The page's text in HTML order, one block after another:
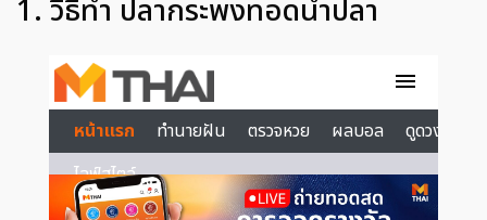
1. วิธีทำ ปลากระพงทอดน้ำปลา